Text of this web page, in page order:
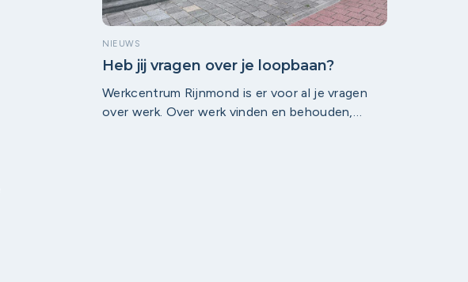
NIEUWS
Heb jij vragen over je loopbaan?
Werkcentrum Rijnmond is er voor al je vragen
over werk. Over werk vinden en behouden,